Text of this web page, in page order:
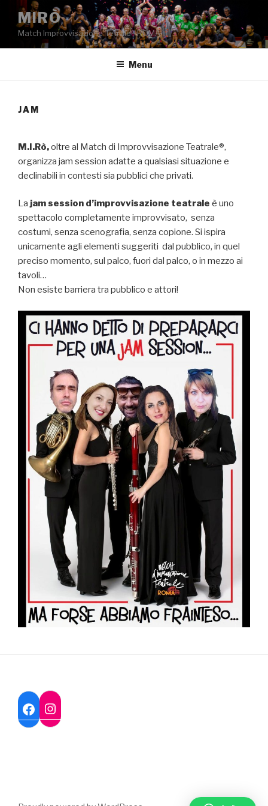
contenuto
MIRÒ
Match Improvvisazione Tetrale® ROMA
Menu
JAM
M.I.Rò,oltre al Match di Improvvisazione Teatrale®,
organizza jam session adatte a qualsiasi situazione e
declinabili in contesti sia pubblici che privati.
La jam session d’improvvisazione teatrale è uno
spettacolo completamente improvvisato, senza
costumi, senza scenografia, senza copione. Si ispira
unicamente agli elementi suggeriti dal pubblico, in quel
preciso momento, sul palco, fuori dal palco, o in mezzo ai
tavoli…
Non esiste barriera tra pubblico e attori!
Facebook
Instagram